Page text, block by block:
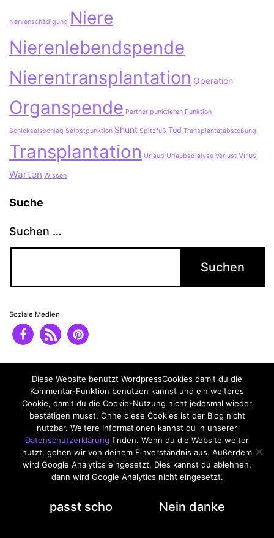
Nervenschädigung Niere
Nierenlebendspende
Nierentransplantation Operation
Organspende Partner punktieren Punktion
Schicksalsschlag Selbstpunktion Shunt Spitzfuß Tod Transplantatabstoßung
Transplantation Urlaub Urlaubsdialyse Verlust Virus
Warten Wissen
Suche
Suchen …
Soziale Medien
Impressum
Datenschutzerklärung
Diese Website benutzt WordpressCookies damit du die
Kommentar-Funktion benutzen kannst und ein weiteres
Cookie, damit du die Cookie-Nutzung nicht jedesmal wieder
bestätigen musst. Ohne diese Cookies ist der Blog nicht
nutzbar. Weitere Informationen kannst du in unserer
Datenschutzerklärung finden. Wenn du die Website weiter
nutzt, gehen wir von deinem Einverständnis aus. Außerdem
wird Google Analytics eingesetzt. Dies kannst du ablehnen,
dann wird Google Analytics nicht eingesetzt.
passt scho Nein danke